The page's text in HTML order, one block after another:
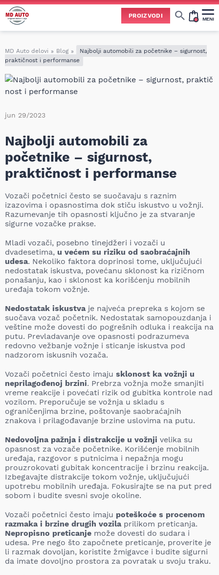
PROIZVODI MENI
MD Auto delovi » Blog »
Najbolji automobili za početnike – sigurnost,
praktičnost i performanse
jun 29/2023
Najbolji automobili za
početnike – sigurnost,
praktičnost i performanse
Vozači početnici često se suočavaju s raznim
izazovima i opasnostima dok stiču iskustvo u vožnji.
Razumevanje tih opasnosti ključno je za stvaranje
sigurne vozačke prakse.
Mladi vozači, posebno tinejdžeri i vozači u
dvadesetima, u većem su riziku od saobraćajnih
udesa. Nekoliko faktora doprinosi tome, uključujući
nedostatak iskustva, povećanu sklonost ka rizičnom
ponašanju, kao i sklonost ka korišćenju mobilnih
uređaja tokom vožnje.
Nedostatak iskustva je najveća prepreka s kojom se
suočava vozač početnik. Nedostatak samopouzdanja i
veštine može dovesti do pogrešnih odluka i reakcija na
putu. Prevladavanje ove opasnosti podrazumeva
redovno vežbanje vožnje i sticanje iskustva pod
nadzorom iskusnih vozača.
Vozači početnici često imaju sklonost ka vožnji u
neprilagođenoj brzini. Prebrza vožnja može smanjiti
vreme reakcije i povećati rizik od gubitka kontrole nad
vozilom. Preporučuje se vožnja u skladu s
ograničenjima brzine, poštovanje saobraćajnih
znakova i prilagođavanje brzine uslovima na putu.
Nedovoljna pažnja i distrakcije u vožnji velika su
opasnost za vozače početnike. Korišćenje mobilnih
uređaja, razgovor s putnicima i nepažnja mogu
prouzrokovati gubitak koncentracije i brzinu reakcija.
Izbegavajte distrakcije tokom vožnje, uključujući
upotrebu mobilnih uređaja. Fokusirajte se na put pred
sobom i budite svesni svoje okoline.
Vozači početnici često imaju poteškoće s procenom
razmaka i brzine drugih vozila prilikom preticanja.
Nepropisno preticanje može dovesti do sudara i
udesa. Pre nego što započnete preticanje, proverite je
li razmak dovoljan, koristite žmigavce i budite sigurni
da imate dovoljno prostora za povratak u svoju traku.